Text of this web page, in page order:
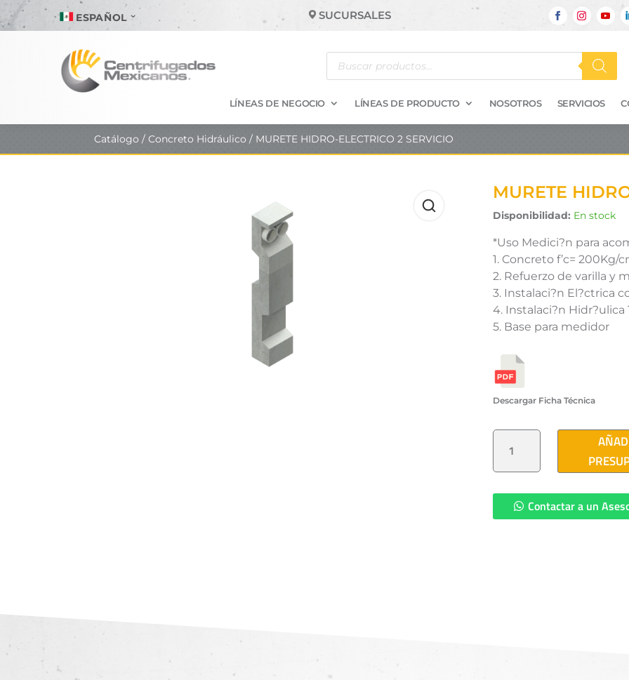
ESPAÑOL SUCURSALES
Búsqueda
productos
LÍNEAS DE NEGOCIO LÍNEAS DE PRODUCTO NOSOTROS SERVICIOS
Catálogo /Concreto Hidráulico / MURETE HIDRO-ELECTRICO 2 SERVICIO
MURETE
Disponibilidad: En stock
*Uso Medici?n para
1. Concreto f’c= 200Kg/
2. Refuerzo de varilla y
3. Instalaci?n El?ctrica
4. Instalaci?n
5. Base para medidor
Descargar Ficha Técnica
MURETE
ELECTRICO
SERVICIO
Contactar a un